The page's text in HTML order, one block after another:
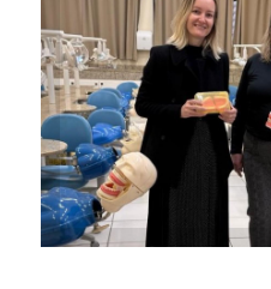
Pietroski
os
Maria